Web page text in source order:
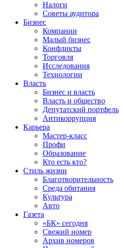
Налоги
Советы аудитора
Бизнес
Компании
Малый бизнес
Конфликты
Торговля
Исследования
Технологии
Власть
Бизнес и власть
Власть и общество
Депутатский портфель
Антикоррупция
Карьера
Мастер-класс
Профи
Образование
Кто есть кто?
Стиль жизни
Благотворительность
Среда обитания
Культура
Авто
Газета
«БК» сегодня
Свежий номер
Архив номеров